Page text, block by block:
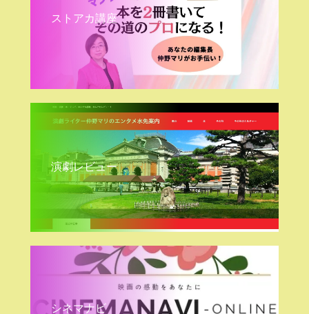
ストアカ講座
演劇レビュー
シネマナビ